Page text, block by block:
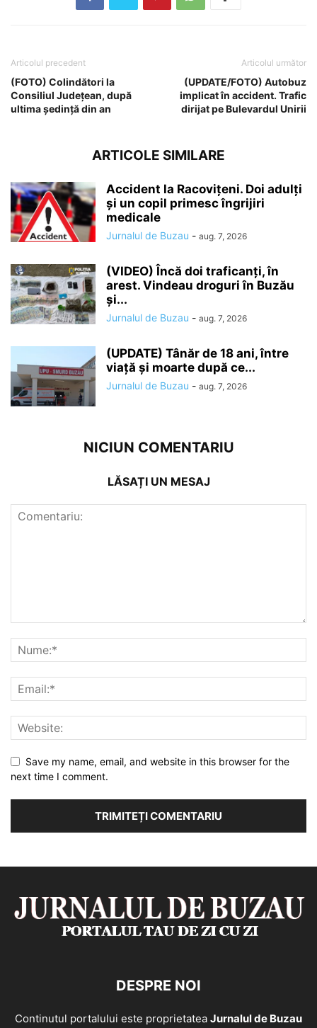
Articolul precedent
(FOTO) Colindători la
Consiliul Județean, după
ultima ședință din an
Articolul următor
(UPDATE/FOTO) Autobuz
implicat în accident. Trafic
dirijat pe Bulevardul Unirii
ARTICOLE SIMILARE
Accident la Racovițeni. Doi adulți
și un copil primesc îngrijiri
medicale
Jurnalul de Buzau - aug. 7, 2026
(VIDEO) Încă doi traficanți, în
arest. Vindeau droguri în Buzău
și...
Jurnalul de Buzau - aug. 7, 2026
(UPDATE) Tânăr de 18 ani, între
viață și moarte după ce...
Jurnalul de Buzau - aug. 7, 2026
NICIUN COMENTARIU
LĂSAȚI UN MESAJ
Save my name, email, and website in this browser for the
next time I comment.
DESPRE NOI
Continutul portalului este proprietatea Jurnalul de Buzau